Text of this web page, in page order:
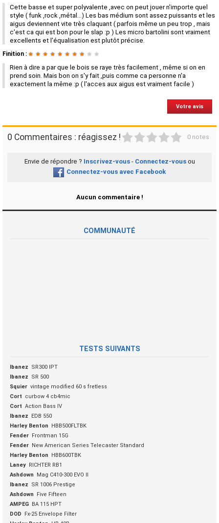
Cette basse et super polyvalente ,avec on peut jouer n'importe quel
style ( funk ,rock ,métal...) Les bas médium sont assez puissants et les
aigus deviennent vite très claquant ( parfois même un peu trop , mais
c'est ca qui est bon pour le slap :p ) Les micro bartolini sont vraiment
excellents et l'équalisation est plutôt précise.
Finition : ★ ★ ★ ★ ★ ★ ★ ★ ★ ★
Rien à dire a par que le bois se raye très facilement , même si on en
prend soin. Mais bon on s'y fait ,puis comme ca personne n'a
exactement la même :p ( l'acces aux aigus est vraiment facile )
Votre avis
0 Commentaires : réagissez ! 0 notes
Envie de répondre ? Inscrivez-vous- Connectez-vousou
Connectez-vous avec Facebook
Aucun commentaire !
COMMUNAUTÉ
TESTS SUIVANTS
Ibanez
SR300 IPT
Ibanez
SR 500
Squier vintage modified 60 s fretless
Cort
curbow 4 cb4mic
Cort Action Bass IV
Ibanez
EDB 550
Harley Benton
HBB500FLTBK
Fender Frontman 15G
Fender New American Series Telecaster Standard
Harley Benton
HBB600TBK
Laney RICHTER RB1
Ashdown
Mag C410-300 EVO II
Ibanez
SR 1006 Prestige
Ashdown
Five Fifteen
AMPEG BA 115 HPT
DOD
Fx-25 Envelope Filter